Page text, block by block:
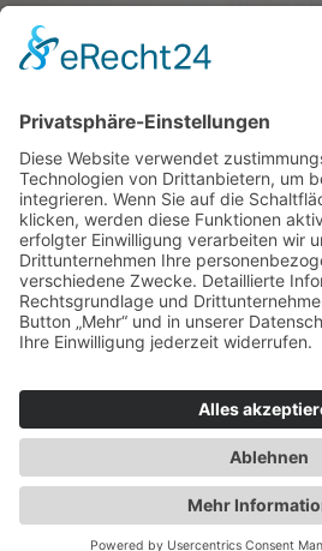
verkaufen
wohnen
Verkaufen Sie Ihr
Eigen­tums­woh­nung
darin wohnen.
Jetzt Ermittlung
Regional
© 2026 WohnBW